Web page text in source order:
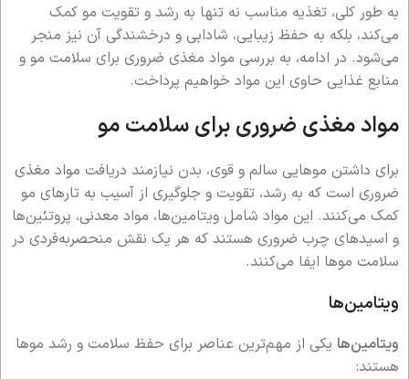
به طور کلی، تغذیه مناسب نه تنها به رشد و تقویت مو کمک
می‌کند، بلکه به حفظ زیبایی، شادابی و درخشندگی آن نیز منجر
می‌شود. در ادامه، به بررسی مواد مغذی ضروری برای سلامت مو و
منابع غذایی حاوی این مواد خواهیم پرداخت.
مواد مغذی ضروری برای سلامت مو
برای داشتن موهایی سالم و قوی، بدن نیازمند دریافت مواد مغذی
ضروری است که به رشد، تقویت و جلوگیری از آسیب به تارهای مو
کمک می‌کنند. این مواد شامل ویتامین‌ها، مواد معدنی، پروتئین‌ها
و اسیدهای چرب ضروری هستند که هر یک نقش منحصربه‌فردی در
سلامت موها ایفا می‌کنند.
ویتامین‌ها
ویتامین‌ها یکی از مهم‌ترین عناصر برای حفظ سلامت و رشد موها
هستند: